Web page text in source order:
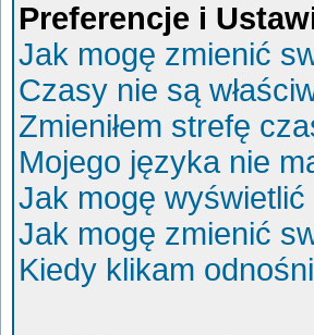
Preferencje i
Jak mogę zmienić
Czasy nie są
Zmieniłem strefę
Mojego języka nie
Jak mogę
Jak mogę zmienić
Kiedy klikam